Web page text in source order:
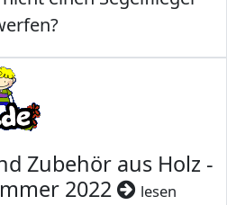
Zubehör aus Holz -
2022
lesen